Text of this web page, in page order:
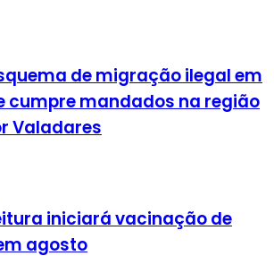
de migração ilegal em
cumpre mandados na região
Valadares
iniciará vacinação de
agosto